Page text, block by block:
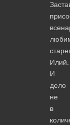
Илий.
И
дело
не
в